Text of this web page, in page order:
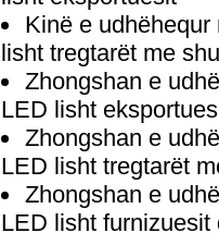
Kinë e
lisht tregtarët me
Zhongshan e
LED lisht
Zhongshan e
LED lisht tregtarët
Zhongshan e
LED lisht